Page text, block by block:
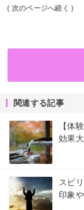
( 次のページへ続く )
関連する記事
【体
効果
スピ
印象